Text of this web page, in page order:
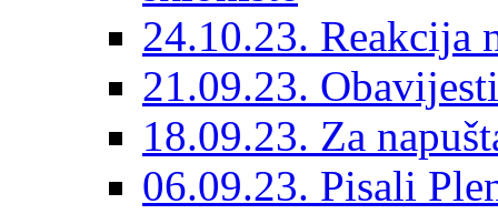
24.10.23. Reakcija
21.09.23.
18.09.23. Za
06.09.23. Pisali